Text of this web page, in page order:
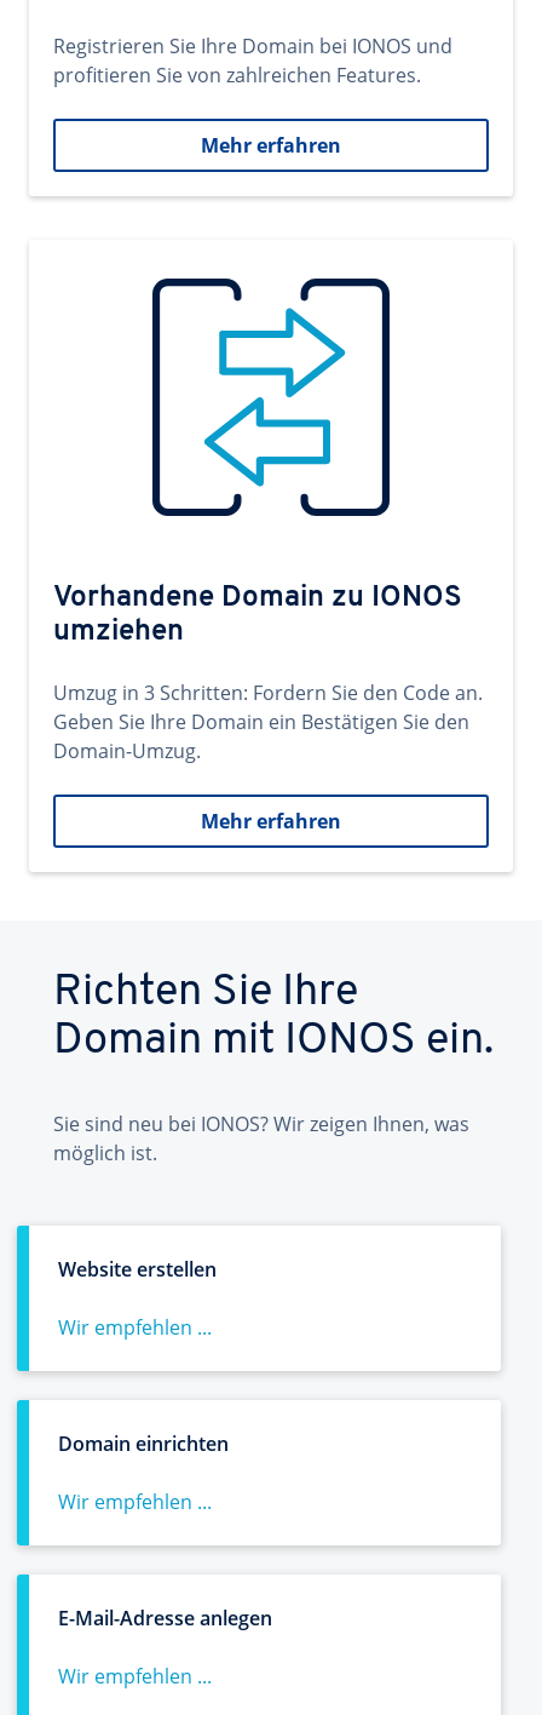
Registrieren Sie Ihre Domain bei IONOS und
profitieren Sie von zahlreichen Features.
Mehr erfahren
Vorhandene Domain zu IONOS
umziehen
Umzug in 3 Schritten: Fordern Sie den Code an.
Geben Sie Ihre Domain ein Bestätigen Sie den
Domain-Umzug.
Mehr erfahren
Richten Sie Ihre
Domain mit IONOS ein.
Sie sind neu bei IONOS? Wir zeigen Ihnen, was
möglich ist.
Website erstellen
Wir empfehlen ...
Domain einrichten
Wir empfehlen ...
E-Mail-Adresse anlegen
Wir empfehlen ...